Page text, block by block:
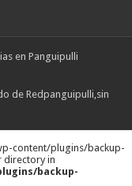
en Panguipulli
de Redpanguipulli,sin
content/plugins/backup-
directory in
backup-